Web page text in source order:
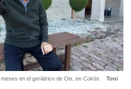
en el geriátrico de Ois, en Coirós.
Toni